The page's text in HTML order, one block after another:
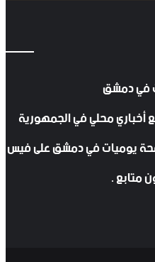
محلي في الجمهورية
يوميات في دمشق على فيس